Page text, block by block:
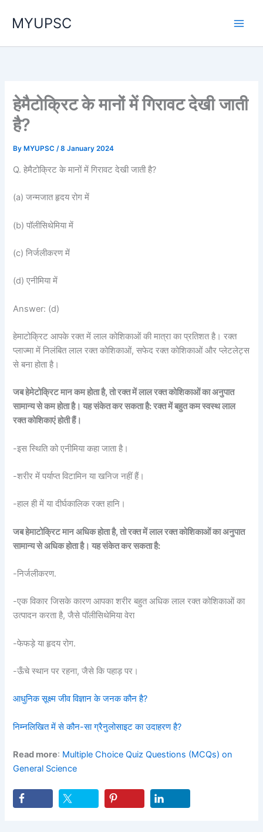
MYUPSC
हेमैटोक्रिट के मानों में गिरावट देखी जाती
है?
By MYUPSC/8 January 2024
Q. हेमैटोक्रिट के मानों में गिरावट देखी जाती है?
(a) जन्मजात हृदय रोग में
(b) पॉलीसिथेमिया में
(c) निर्जलीकरण में
(d) एनीमिया में
Answer: (d)
हेमाटोक्रिट आपके रक्त में लाल कोशिकाओं की मात्रा का प्रतिशत है। रक्त
प्लाज्मा में निलंबित लाल रक्त कोशिकाओं, सफेद रक्त कोशिकाओं और प्लेटलेट्स
से बना होता है।
जब हेमेटोक्रिट मान कम होता है, तो रक्त में लाल रक्त कोशिकाओं का अनुपात
सामान्य से कम होता है। यह संकेत कर सकता है: रक्त में बहुत कम स्वस्थ लाल
रक्त कोशिकाएं होती हैं।
-इस स्थिति को एनीमिया कहा जाता है।
-शरीर में पर्याप्त विटामिन या खनिज नहीं हैं।
-हाल ही में या दीर्घकालिक रक्त हानि।
जब हेमाटोक्रिट मान अधिक होता है, तो रक्त में लाल रक्त कोशिकाओं का अनुपात
सामान्य से अधिक होता है। यह संकेत कर सकता है:
-निर्जलीकरण.
-एक विकार जिसके कारण आपका शरीर बहुत अधिक लाल रक्त कोशिकाओं का
उत्पादन करता है, जैसे पॉलीसिथेमिया वेरा
-फेफड़े या हृदय रोग.
-ऊँचे स्थान पर रहना, जैसे कि पहाड़ पर।
आधुनिक सूक्ष्म जीव विज्ञान के जनक कौन है?
निम्नलिखित में से कौन-सा ग्रैनुलोसाइट का उदाहरण है?
Read more: Multiple Choice Quiz Questions (MCQs) on
General Science